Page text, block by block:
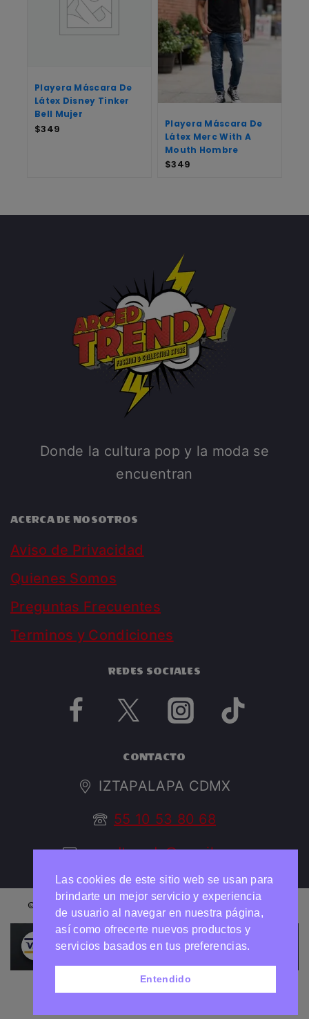
Playera Máscara De
Látex Disney Tinker
Bell Mujer
$349
Playera Máscara De
Látex Merc With A
Mouth Hombre
$349
Donde la cultura pop y la moda se
encuentran
ACERCA DE NOSOTROS
Aviso de Privacidad
Quienes Somos
Preguntas Frecuentes
Terminos y Condiciones
REDES SOCIALES
CONTACTO
IZTAPALAPA CDMX
55 10 53 80 68
argedtrendy@gmail.com
© 2026 ARGED TRENDY Todos los derechos reservados
Necesitas ayuda?
Chatea con nosotros
Las cookies de este sitio web se usan para
brindarte un mejor servicio y experiencia
de usuario al navegar en nuestra página,
así como ofrecerte nuevos productos y
servicios basados en tus preferencias.
Entendido